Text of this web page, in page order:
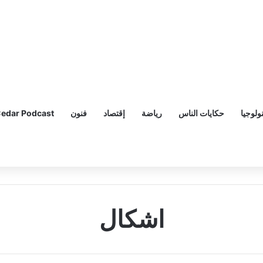
حكايات الناس رياضة إقتصاد فنون Podcast
اشكال